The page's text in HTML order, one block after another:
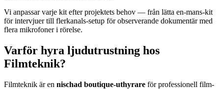
Vi anpassar varje kit efter projektets behov — från lätta en-mans-kit
för intervjuer till flerkanals-setup för observerande dokumentär med
flera mikrofoner i rörelse.
Varför hyra ljudutrustning hos
Filmteknik?
Filmteknik är en nischad boutique-uthyrare för professionell film-